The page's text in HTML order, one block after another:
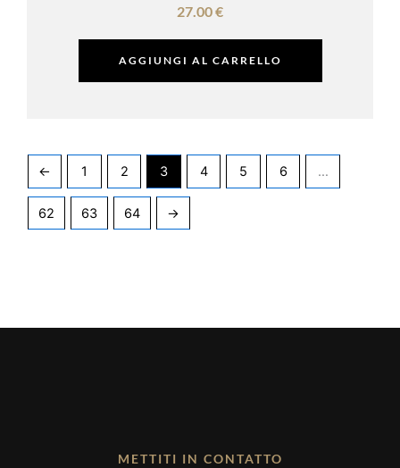
27.00€
AGGIUNGI AL CARRELLO
← 1 2 3 4 5 6 …
62 63 64 →
METTITI IN CONTATTO